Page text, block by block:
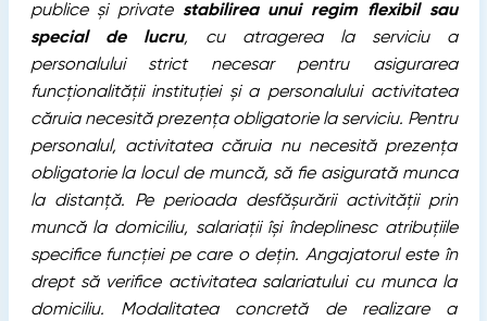
publice şi private stabilirea unui regim flexibil sau
special de lucru, cu atragerea la serviciu a
personalului strict necesar pentru asigurarea
funcţionalităţii instituţiei şi a personalului activitatea
căruia necesită prezenţa obligatorie la serviciu. Pentru
personalul, activitatea căruia nu necesită prezenţa
obligatorie la locul de muncă, să fie asigurată munca
la distanţă. Pe perioada desfăşurării activităţii prin
muncă la domiciliu, salariaţii îşi îndeplinesc atribuţiile
specifice funcţiei pe care o deţin. Angajatorul este în
drept să verifice activitatea salariatului cu munca la
domiciliu. Modalitatea concretă de realizare a